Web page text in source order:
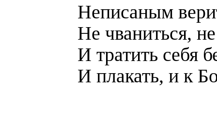
Неписаным
Не чваниться,
И тратить себя
И плакать, и к